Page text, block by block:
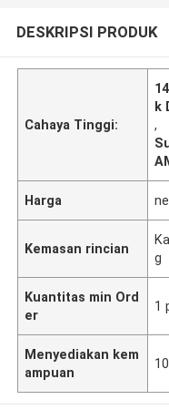
DESKRIPSI PRODUK
Cahaya Tinggi:
k
,
Harga
Kemasan rincian
g
Kuantitas min Ord
er
1
Menyediakan kem
ampuan